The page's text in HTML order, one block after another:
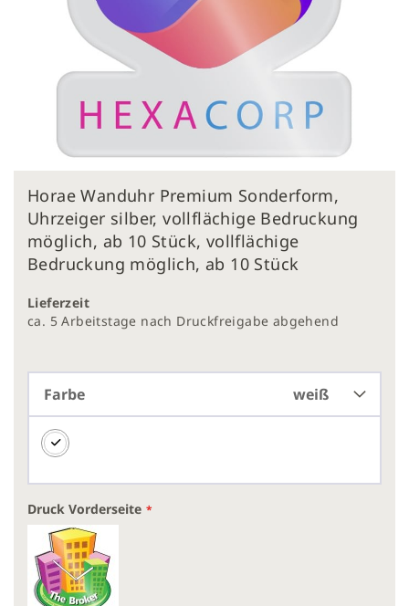
Anfang
der
Bildergalerie
springen
Horae Wanduhr Premium Sonderform,
Uhrzeiger silber, vollflächige Bedruckung
möglich, ab 10 Stück, vollflächige
Bedruckung möglich, ab 10 Stück
Lieferzeit
ca. 5 Arbeitstage nach Druckfreigabe abgehend
Farbe weiß
Druck Vorderseite